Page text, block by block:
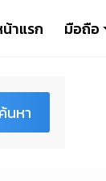
าแรก มือถือ
ค้นหา